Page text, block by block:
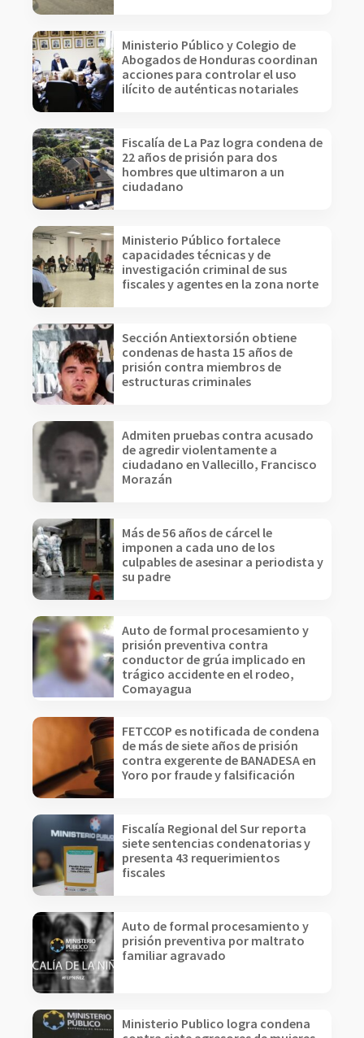
Ministerio Público y Colegio de
Abogados de Honduras coordinan
acciones para controlar el uso
ilícito de auténticas notariales
Fiscalía de La Paz logra condena de
22 años de prisión para dos
hombres que ultimaron a un
ciudadano
Ministerio Público fortalece
capacidades técnicas y de
investigación criminal de sus
fiscales y agentes en la zona norte
Sección Antiextorsión obtiene
condenas de hasta 15 años de
prisión contra miembros de
estructuras criminales
Admiten pruebas contra acusado
de agredir violentamente a
ciudadano en Vallecillo, Francisco
Morazán
Más de 56 años de cárcel le
imponen a cada uno de los
culpables de asesinar a periodista y
su padre
Auto de formal procesamiento y
prisión preventiva contra
conductor de grúa implicado en
trágico accidente en el rodeo,
Comayagua
FETCCOP es notificada de condena
de más de siete años de prisión
contra exgerente de BANADESA en
Yoro por fraude y falsificación
Fiscalía Regional del Sur reporta
siete sentencias condenatorias y
presenta 43 requerimientos
fiscales
Auto de formal procesamiento y
prisión preventiva por maltrato
familiar agravado
Ministerio Publico logra condena